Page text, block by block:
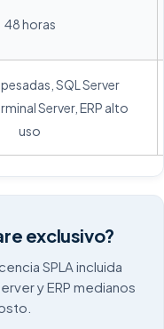
48 horas
SQL Server
Server, ERP alto
uso
exclusivo?
SPLA incluida
y ERP medianos